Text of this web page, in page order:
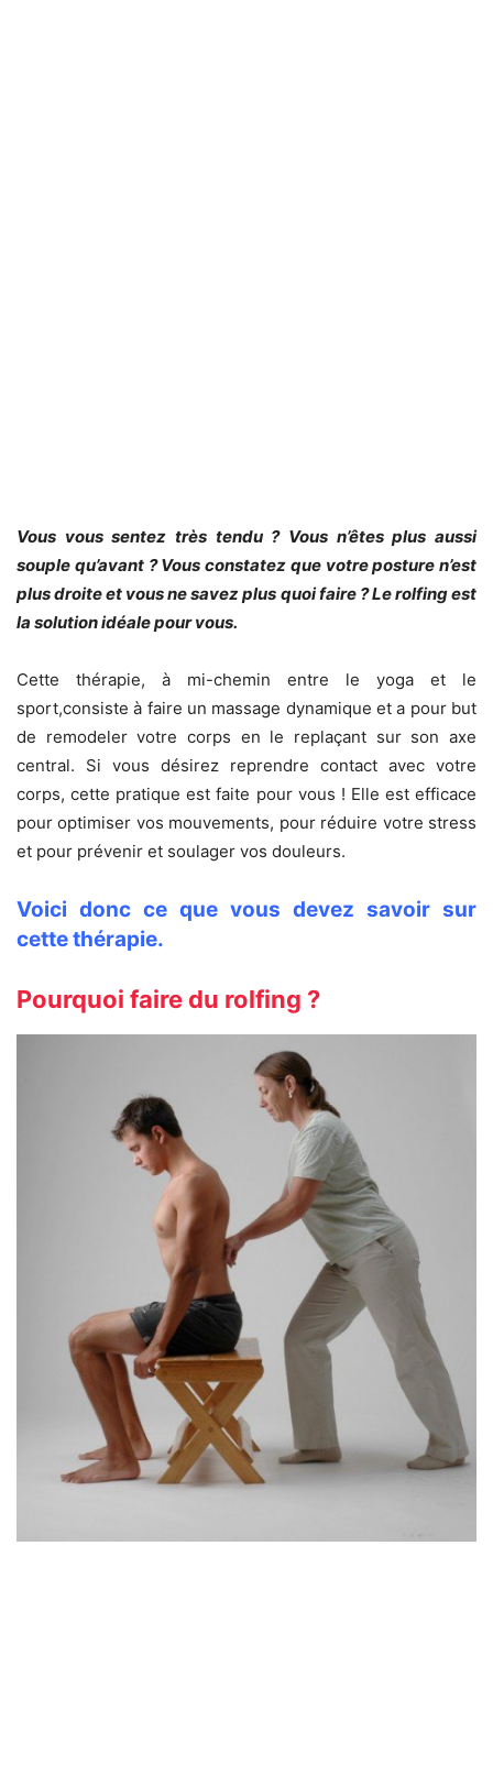
Vous vous sentez très tendu ? Vous n’êtes plus aussi
souple qu’avant ? Vous constatez que votre posture n’est
plus droite et vous ne savez plus quoi faire ?Le rolfing est
la solution idéale pour vous.
Cette thérapie, à mi-chemin entre le yoga et le
sport,consiste à faire un massage dynamique et a pour but
de remodeler votre corps en le replaçant sur son axe
central. Si vous désirez reprendre contact avec votre
corps, cette pratique est faite pour vous ! Elle est efficace
pour optimiser vos mouvements, pour réduire votre stress
et pour prévenir et soulager vos douleurs.
Voici donc ce que vous devez savoir sur
cette thérapie.
Pourquoi faire du rolfing ?